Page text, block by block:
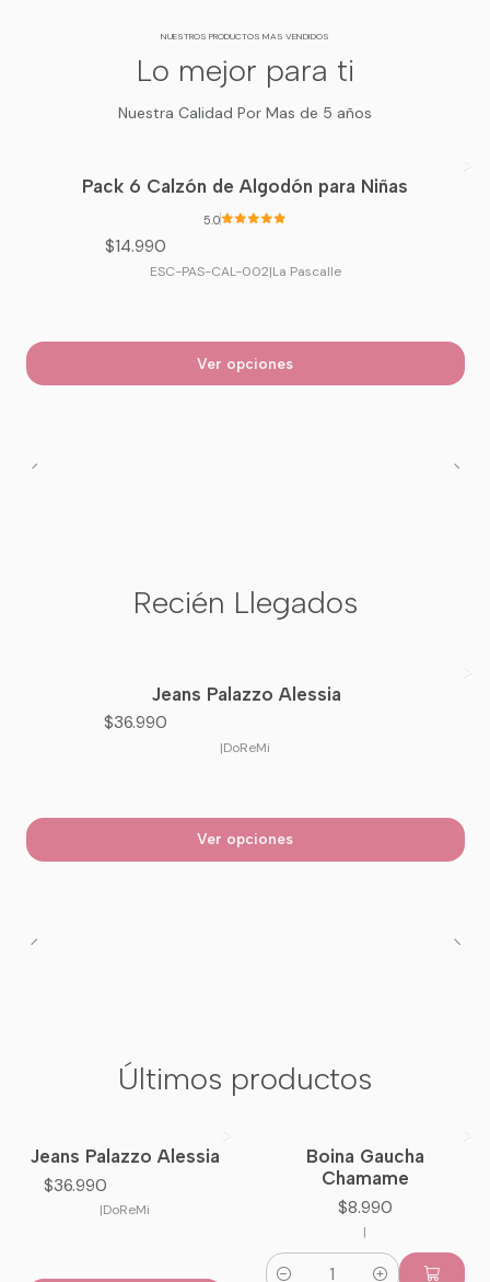
NUESTROS PRODUCTOS MAS VENDIDOS
Lo mejor para ti
Nuestra Calidad Por Mas de 5 años
Pack 6 Calzón de Algodón para Niñas
5.0
$14.990
ESC-PAS-CAL-002|La Pascalle
Ver opciones
Recién Llegados
Jeans Palazzo Alessia
$36.990
|DoReMi
Ver opciones
Últimos productos
Nuevo
Jeans Palazzo Alessia
$36.990
|DoReMi
NuevoBoina Gaucha
Chamame
$8.990
|